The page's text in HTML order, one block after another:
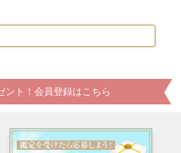
ト！会員登録はこちら